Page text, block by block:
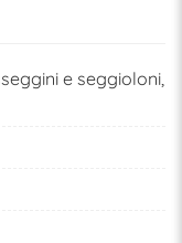
e seggioloni,